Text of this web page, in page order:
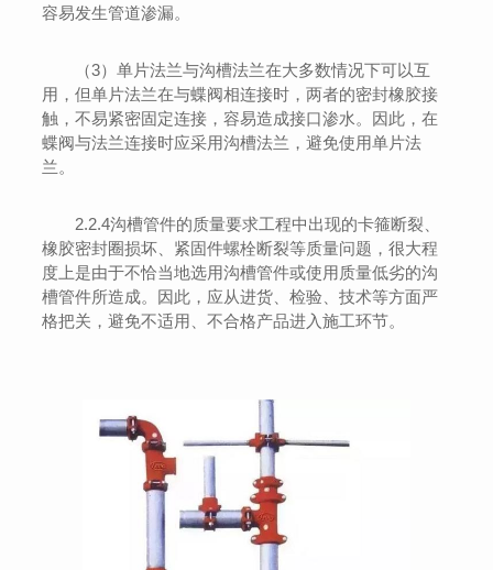
容易发生管道渗漏。
（3）单片法兰与沟槽法兰在大多数情况下可以互
用，但单片法兰在与蝶阀相连接时，两者的密封橡胶接
触，不易紧密固定连接，容易造成接口渗水。因此，在
蝶阀与法兰连接时应采用沟槽法兰，避免使用单片法
兰。
2.2.4沟槽管件的质量要求工程中出现的卡箍断裂、
橡胶密封圈损坏、紧固件螺栓断裂等质量问题，很大程
度上是由于不恰当地选用沟槽管件或使用质量低劣的沟
槽管件所造成。因此，应从进货、检验、技术等方面严
格把关，避免不适用、不合格产品进入施工环节。